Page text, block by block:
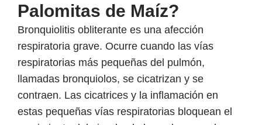
Palomitas de Maíz?
Bronquiolitis obliterante es una afección
respiratoria grave. Ocurre cuando las vías
respiratorias más pequeñas del pulmón,
llamadas bronquiolos, se cicatrizan y se
contraen. Las cicatrices y la inflamación en
estas pequeñas vías respiratorias bloquean el